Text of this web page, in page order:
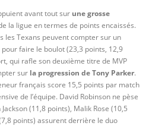
avant tout sur une grosse
la ligue en termes de points encaissés.
les Texans peuvent compter sur un
faire le boulot (23,3 points, 12,9
qui rafle son deuxième titre de MVP
sur la progression de Tony Parker.
français score 15,5 points par match
de l’équipe. David Robinson ne pèse
(11,8 points), Malik Rose (10,5
points) assurent derrière le duo